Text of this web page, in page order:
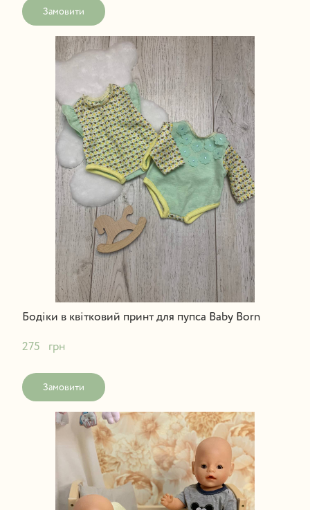
Замовити
Бодіки в квітковий принт для пупса Baby Born
275   грн
Замовити